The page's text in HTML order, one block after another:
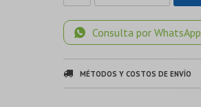
Consulta por WhatsApp
MÉTODOS Y COSTOS DE ENVÍO